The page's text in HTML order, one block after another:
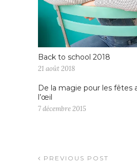
Back to school 2018
21 août 2018
De la magie pour les fêtes
l’œil
7 décembre 2015
PREVIOUS POST